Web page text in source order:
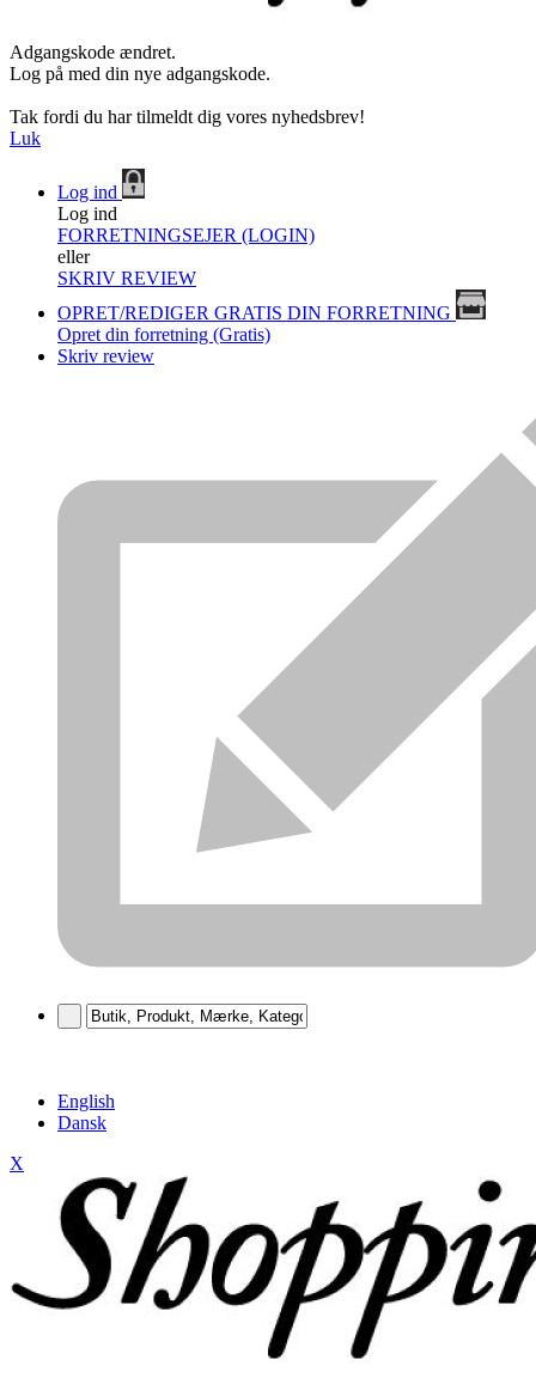
Adgangskode ændret.
Log på med din nye adgangskode.
Tak fordi du har tilmeldt dig vores nyhedsbrev!
Luk
Log ind
Log ind
FORRETNINGSEJER (LOGIN)
eller
SKRIV REVIEW
OPRET/REDIGER GRATIS DIN FORRETNING
Opret din forretning (Gratis)
Skriv review
English
Dansk
X